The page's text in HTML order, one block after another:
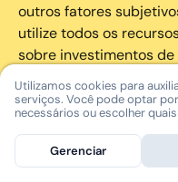
outros fatores
utilize todos os
sobre investimentos
composição geral de
legais relativas aos
Nomad devem ser
Nomad e suas afiliadas
aconselhamento legal
Utilizamos cookies para
serviços. Você pode optar
necessários ou escolher
Gerenciar